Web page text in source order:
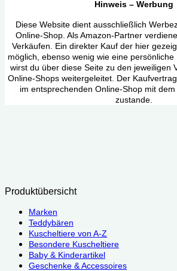
Hinweis – Werbung
Diese Website dient ausschließlich
Online-Shop. Als Amazon-Partner
Verkäufen. Ein direkter Kauf der hier
möglich, ebenso wenig wie eine
wirst du über diese Seite zu den jeweiligen
Online-Shops weitergeleitet. Der
im entsprechenden Online-Shop mit
zustande.
Produktübersicht
Marken
Teddybären
Kuscheltiere von A-Z
Besondere Kuscheltiere
Baby & Kinderartikel
Geschenke & Accessoires